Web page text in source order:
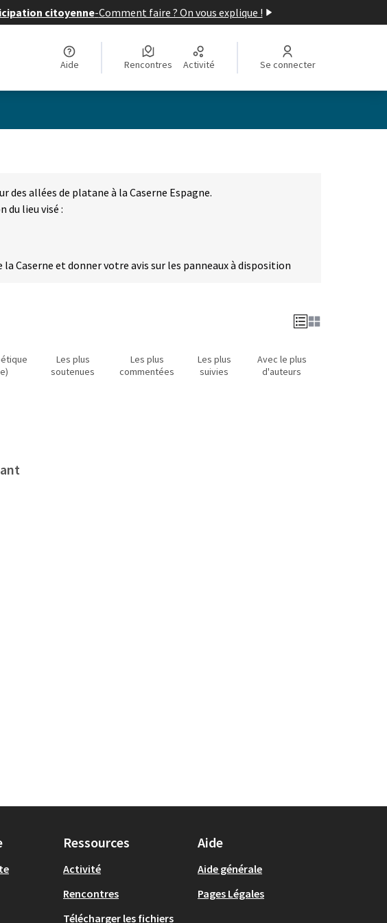
citoyenne-Comment faire ? On vous explique !
Aide Rencontres Activité Se connecter
allées de platane à la Caserne Espagne.
du lieu visé :
la Caserne et donner votre avis sur les panneaux à disposition
Les plus
soutenues
Les plus
commentées
Les plus
suivies
Avec le plus
d'auteurs
Ressources
Activité
Rencontres
Télécharger les fichiers
Aide
Aide générale
Pages Légales